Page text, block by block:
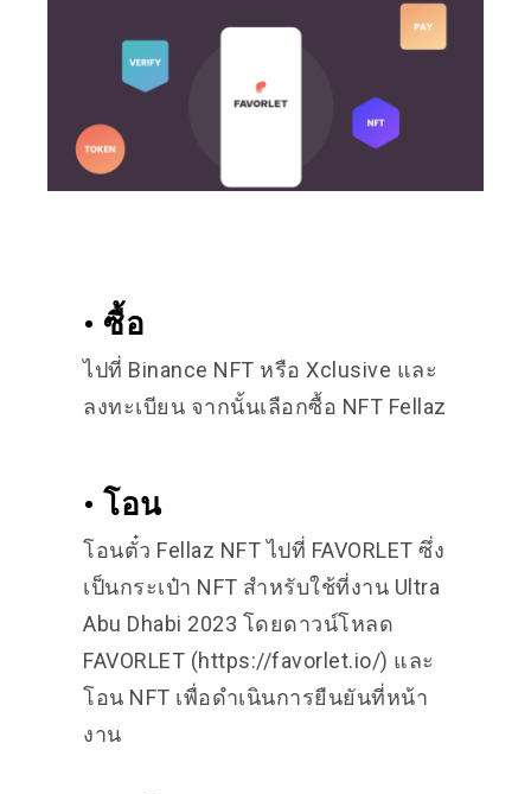
• ซื้อ
ไปที่ Binance NFT หรือ Xclusive และ
ลงทะเบียน จากนั้นเลือกซื้อ NFT Fellaz
• โอน
โอนตั๋ว Fellaz NFT ไปที่ FAVORLET ซึ่ง
เป็นกระเป๋า NFT สำหรับใช้ที่งาน Ultra
Abu Dhabi 2023 โดยดาวน์โหลด
FAVORLET (https://favorlet.io/) และ
โอน NFT เพื่อดำเนินการยืนยันที่หน้า
งาน